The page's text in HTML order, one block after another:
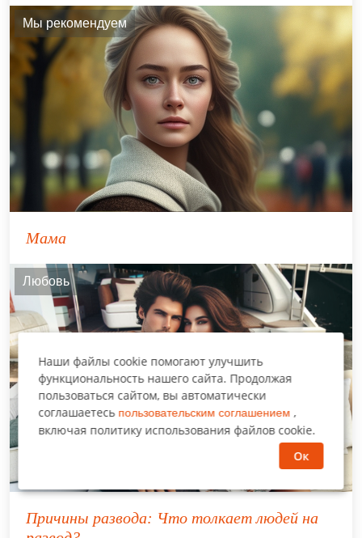
Мы рекомендуем
Мама
Любовь
Причины развода: Что толкает людей на
Наши файлы cookie помогают улучшить
функциональность нашего сайта. Продолжая
пользоваться сайтом, вы автоматически
соглашаетесь пользовательским соглашением ,
включая политику использования файлов cookie.
Ок